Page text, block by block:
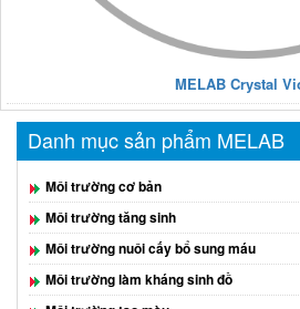
MELAB Crystal
Danh mục sản phẩm MELAB
Môi trường cơ bản
Môi trường tăng sinh
Môi trường nuôi cấy bổ sung máu
Môi trường làm kháng sinh đồ